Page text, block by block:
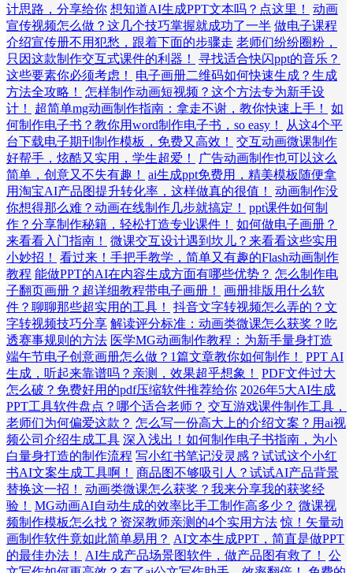
计思路，分享给你 想知道AI生成PPT文本吗？点这里！
动画
宣传视频怎么做？这几个技巧掌握就成功了一半 做电子课程
介绍宣传册不用犯愁，跟着下面的步骤走 老师们纷纷圈粉，
只因这款制作交互式课件的利器！
寻找适合快闪ppt的音乐？
这些要素你必须考虑！
电子画册二维码如何快速生成？生成
方法全攻略！
怎样制作动画短视频？这个方法专为新手设
计！
超简单mg动画制作指南：拿走不谢，教你快速上手！
如
何制作电子书？教你用word制作电子书，so easy！
从这4个平
台下载电子期刊制作模板，免费又高效！
交互动画微课制作
好帮手，炫酷又实用，学生超爱！
广告动画制作也可以这么
简单，创意又不失有趣！
ai生成ppt免费用，精美模板随便拿
用淘宝AI产品图提升转化率，这样做真的很值！
动画制作没
你想得那么难？动画在线制作几步就搞定！
ppt课件如何制
作？分享制作秘籍，轻松打造专业课件！
如何做电子画册？
来看看入门指南！
微课交互设计遇到坎儿？来看看这些实用
小妙招！
看过来！手把手教学，简单又有趣的Flash动画制作
教程 能做PPT的AI在内容生成方面有哪些优势？ 怎么制作电
子翻页画册？超详细教程带电子画册！
画册排版用什么软
件？聊聊那些超实用的工具！
抖音文字转视频怎么弄的？文
字转视频技巧分享 解读评分标准：动画类微课怎么获奖？吃
透赛事规则的方法 医学MG动画制作教程：为新手量身打造
端午节电子创意画册怎么做？1篇文章教你如何制作！
PPT AI
生成，听起来靠谱吗？亲测，效果超乎想象！
PDF文件过大
怎么破？免费好用的pdf压缩软件推荐给你 2026年5大AI生成
PPT工具软件盘点？哪个适合老师？ 交互游戏课件制作工具，
老师们为何偏爱这款？ 怎么写一份高大上的介绍文案？用ai视
频公司介绍生成工具 深入浅出！如何制作电子书指南，为小
白量身打造的制作流程 写小红书笔记没灵感？试试这个小红
书AI文案生成工具啊！
商品图不够吸引人？试试AI产品背景
替换这一招！
动画类微课怎么获奖？我来分享我的获奖经
验！
MG动画AI自动生成的效率比手工制作高多少？ 微课视
频制作模板怎么找？资深教师亲测的4个实用方法 惊！矢量动
画制作软件竟如此简单易用？ AI文本生成PPT，简直是做PPT
的最佳办法！
AI生成产品场景图软件，做产品图有救了！
公